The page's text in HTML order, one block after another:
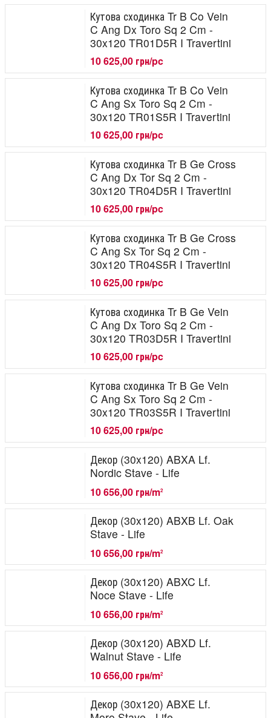
Кутова сходинка Tr B Co Vein
C Ang Dx Toro Sq 2 Cm -
30x120 TR01D5R I Travertini
10 625,00 грн/pc
Кутова сходинка Tr B Co Vein
C Ang Sx Toro Sq 2 Cm -
30x120 TR01S5R I Travertini
10 625,00 грн/pc
Кутова сходинка Tr B Ge Cross
C Ang Dx Tor Sq 2 Cm -
30x120 TR04D5R I Travertini
10 625,00 грн/pc
Кутова сходинка Tr B Ge Cross
C Ang Sx Tor Sq 2 Cm -
30x120 TR04S5R I Travertini
10 625,00 грн/pc
Кутова сходинка Tr B Ge Vein
C Ang Dx Toro Sq 2 Cm -
30x120 TR03D5R I Travertini
10 625,00 грн/pc
Кутова сходинка Tr B Ge Vein
C Ang Sx Toro Sq 2 Cm -
30x120 TR03S5R I Travertini
10 625,00 грн/pc
Декор (30x120) ABXA Lf.
Nordic Stave - Life
10 656,00 грн/m2
Декор (30x120) ABXB Lf. Oak
Stave - Life
10 656,00 грн/m2
Декор (30x120) ABXC Lf.
Noce Stave - Life
10 656,00 грн/m2
Декор (30x120) ABXD Lf.
Walnut Stave - Life
10 656,00 грн/m2
Декор (30x120) ABXE Lf.